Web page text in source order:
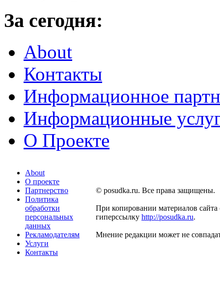
За сегодня:
About
Контакты
Информационное
Информационные
О Проекте
About
О проекте
Партнерство
Политика
обработки
персональных
данных
Рекламодателям
Услуги
Контакты
© posudka.ru. Все права защищены.
При копировании материалов сайта
гиперссылку http://posudka.ru.
Мнение редакции может не